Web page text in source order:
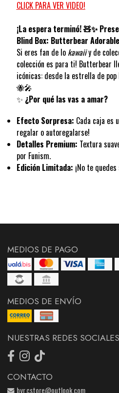
CLICK PARA VER VIDEO!
¡La espera terminó! 🧸✨
Blind Box: Butterbear
Si eres fan de lo kawaiiy de
colección es para ti! Butterbear
icónicas: desde la estrella de
🐝🎤
✨ ¿Por qué las vas a amar?
Efecto Sorpresa: Cada caja es
regalar o autoregalarse!
Detalles Premium: Textura
por Funism.
Edición Limitada: ¡No te
MEDIOS DE PAGO
MEDIOS DE ENVÍO
NUESTRAS REDES SOCIALES
CONTACTO
byr.cstore@outlook.com